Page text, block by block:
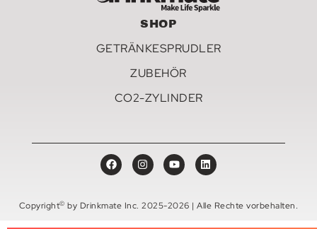
SHOP
GETRÄNKESPRUDLER
ZUBEHÖR
CO2-ZYLINDER
Copyright© by Drinkmate Inc. 2025-2026 | Alle Rechte vorbehalten.